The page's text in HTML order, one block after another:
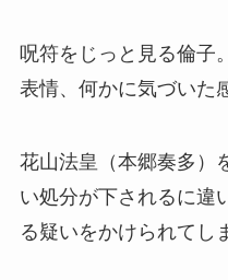
呪符をじっと見る倫子
表情、何かに気づいた
花山法皇（本郷奏多）
い処分が下されるに違
る疑いをかけられてし